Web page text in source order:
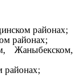
районах;
районах;
Жаныбекском,
районах;